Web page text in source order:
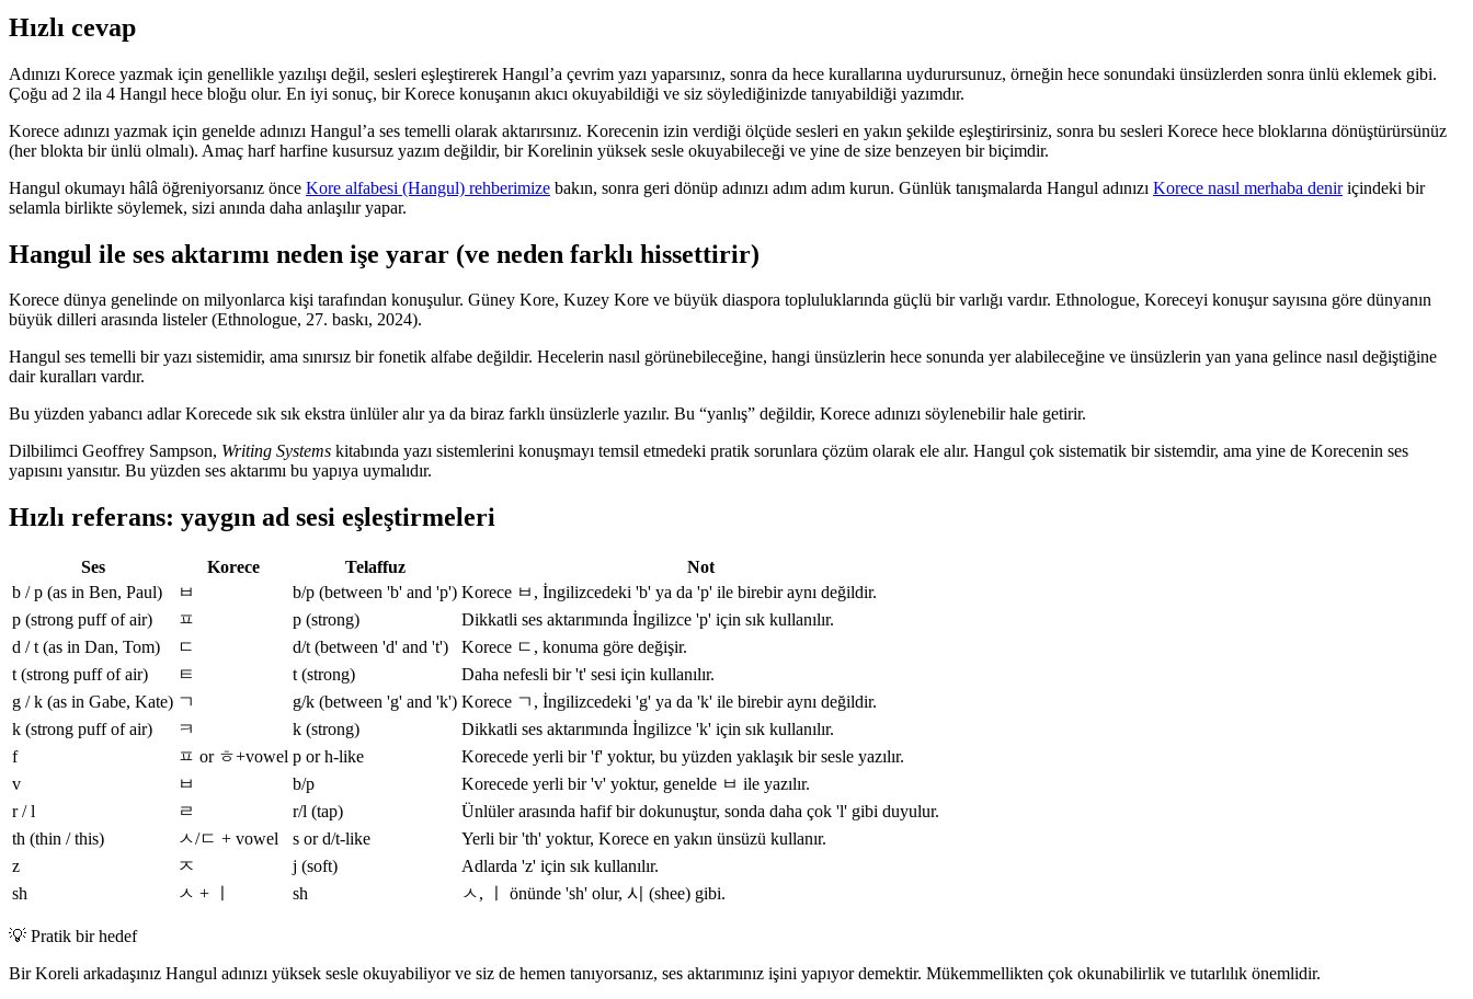
Hızlı cevap
Adınızı Korece yazmak için genellikle yazılışı değil, sesleri eşleştirerek Hangıl’a çevrim yazı yaparsınız, sonra da hece kurallarına uydurursunuz, örneğin hece sonundaki ünsüzlerden sonra ünlü eklemek gibi.
Çoğu ad 2 ila 4 Hangıl hece bloğu olur. En iyi sonuç, bir Korece konuşanın akıcı okuyabildiği ve siz söylediğinizde tanıyabildiği yazımdır.
Korece adınızı yazmak için genelde adınızı Hangul’a ses temelli olarak aktarırsınız. Korecenin izin verdiği ölçüde sesleri en yakın şekilde eşleştirirsiniz, sonra bu sesleri Korece hece bloklarına dönüştürürsünüz
(her blokta bir ünlü olmalı). Amaç harf harfine kusursuz yazım değildir, bir Korelinin yüksek sesle okuyabileceği ve yine de size benzeyen bir biçimdir.
Hangul okumayı hâlâ öğreniyorsanız önce Kore alfabesi (Hangul) rehberimize bakın, sonra geri dönüp adınızı adım adım kurun. Günlük tanışmalarda Hangul adınızı Korece nasıl merhaba deniriçindeki bir
selamla birlikte söylemek, sizi anında daha anlaşılır yapar.
Hangul ile ses aktarımı neden işe yarar (ve neden farklı hissettirir)
Korece dünya genelinde on milyonlarca kişi tarafından konuşulur. Güney Kore, Kuzey Kore ve büyük diaspora topluluklarında güçlü bir varlığı vardır. Ethnologue, Koreceyi konuşur sayısına göre dünyanın
büyük dilleri arasında listeler (Ethnologue, 27. baskı, 2024).
Hangul ses temelli bir yazı sistemidir, ama sınırsız bir fonetik alfabe değildir. Hecelerin nasıl görünebileceğine, hangi ünsüzlerin hece sonunda yer alabileceğine ve ünsüzlerin yan yana gelince nasıl değiştiğine
dair kuralları vardır.
Bu yüzden yabancı adlar Korecede sık sık ekstra ünlüler alır ya da biraz farklı ünsüzlerle yazılır. Bu “yanlış” değildir, Korece adınızı söylenebilir hale getirir.
Dilbilimci Geoffrey Sampson, Writing Systems kitabında yazı sistemlerini konuşmayı temsil etmedeki pratik sorunlara çözüm olarak ele alır. Hangul çok sistematik bir sistemdir, ama yine de Korecenin ses
yapısını yansıtır. Bu yüzden ses aktarımı bu yapıya uymalıdır.
Hızlı referans: yaygın ad sesi eşleştirmeleri
Ses Korece Telaffuz
Not
b / p (as in Ben, Paul)
ㅂ b/p (between 'b' and 'p') Korece ㅂ, İngilizcedeki 'b' ya da 'p' ile birebir aynı değildir.
p (strong puff of air)
ㅍ p (strong)
Dikkatli ses aktarımında İngilizce 'p' için sık kullanılır.
d / t (as in Dan, Tom)
ㄷ d/t (between 'd' and 't')
Korece ㄷ, konuma göre değişir.
t (strong puff of air)
ㅌ t (strong)
Daha nefesli bir 't' sesi için kullanılır.
g / k (as in Gabe, Kate) ㄱ g/k (between 'g' and 'k') Korece ㄱ, İngilizcedeki 'g' ya da 'k' ile birebir aynı değildir.
k (strong puff of air)
ㅋ k (strong)
Dikkatli ses aktarımında İngilizce 'k' için sık kullanılır.
f
ㅍ or ㅎ+vowel p or h-like
Korecede yerli bir 'f' yoktur, bu yüzden yaklaşık bir sesle yazılır.
v
ㅂ b/p
Korecede yerli bir 'v' yoktur, genelde ㅂ ile yazılır.
r / l
ㄹ r/l (tap)
Ünlüler arasında hafif bir dokunuştur, sonda daha çok 'l' gibi duyulur.
th (thin / this)
ㅅ/ㄷ + vowel s or d/t-like
Yerli bir 'th' yoktur, Korece en yakın ünsüzü kullanır.
z
ㅈ j (soft)
Adlarda 'z' için sık kullanılır.
sh
ㅅ + ㅣ sh ㅅ, ㅣ önünde 'sh' olur, 시 (shee) gibi.
💡 Pratik bir hedef
Bir Koreli arkadaşınız Hangul adınızı yüksek sesle okuyabiliyor ve siz de hemen tanıyorsanız, ses aktarımınız işini yapıyor demektir. Mükemmellikten çok okunabilirlik ve tutarlılık önemlidir.